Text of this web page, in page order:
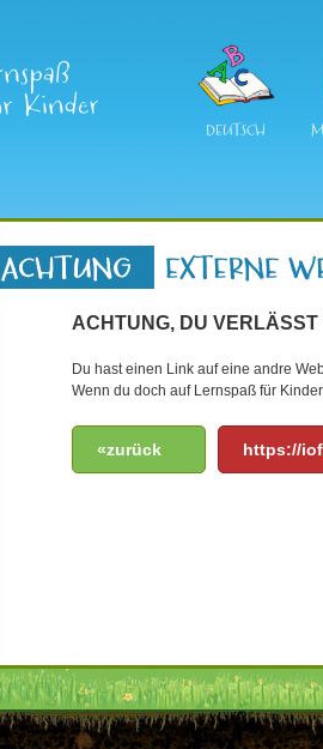
DEUTSCH
ACHTUNG, DU
Du hast einen Link auf eine andre
Wenn du doch auf Lernspaß für
«zurück https://